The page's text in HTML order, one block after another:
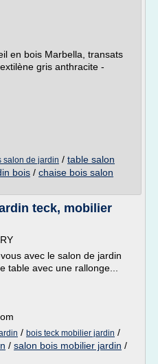
en bois Marbella, transats
gris anthracite -
salon de jardin / table salon
bois / chaise bois salon
teck, mobilier
avec le salon de jardin
table avec une rallonge...
/ bois teck mobilier jardin /
/ salon bois mobilier jardin /